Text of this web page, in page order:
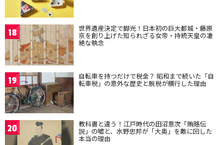
18 世界遺産決定で脚光！日本初の巨大都城・藤原
京を創り上げた知られざる女帝・持統天皇の凄
絶な執念
19 自転車を持つだけで税金？ 昭和まで続いた「自
転車税」の意外な歴史と脱税が横行した理由
20 教科書と違う！江戸時代の田沼意次「賄賂伝
説」の嘘と、水野忠邦が「大奥」を敵に回した
本当の理由